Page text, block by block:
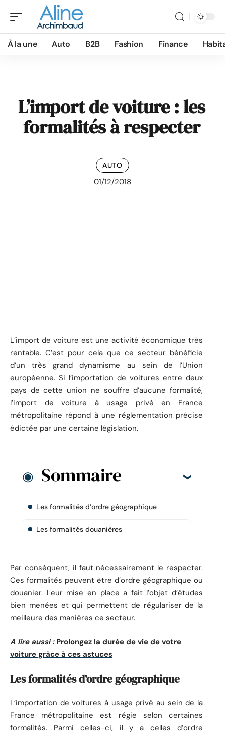
À la une Auto B2B Fashion Finance
L’import de voiture : les
formalités à respecter
AUTO
01/12/2018
L’import de voiture est une activité économique très
rentable. C’est pour cela que ce secteur bénéficie
d’un très grand dynamisme au sein de l’Union
européenne. Si l’importation de voitures entre deux
pays de cette union ne souffre d’aucune formalité,
l’import de voiture à usage privé en France
métropolitaine répond à une réglementation précise
édictée par une certaine législation.
Sommaire
Les formalités d’ordre géographique
Les formalités douanières
Par conséquent, il faut nécessairement le respecter.
Ces formalités peuvent être d’ordre géographique ou
douanier. Leur mise en place a fait l’objet d’études
bien menées et qui permettent de régulariser de la
meilleure des manières ce secteur.
A lire aussi : Prolongez la durée de vie de votre
voiture grâce à ces astuces
Les formalités d’ordre géographique
L’importation de voitures à usage privé au sein de la
France métropolitaine est régie selon certaines
formalités. Parmi celles-ci, il y a celles d’ordre